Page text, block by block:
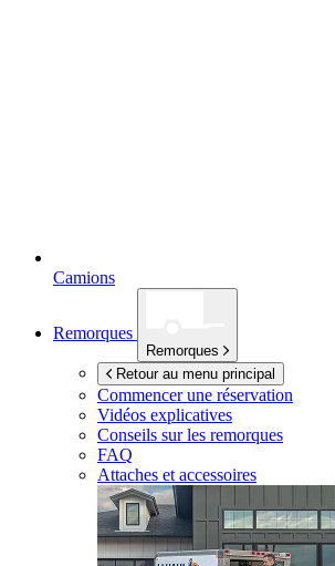
Camions
Remorques
Remorques
Retour au menu principal
Commencer une réservation
Vidéos explicatives
Conseils sur les remorques
FAQ
Attaches et accessoires